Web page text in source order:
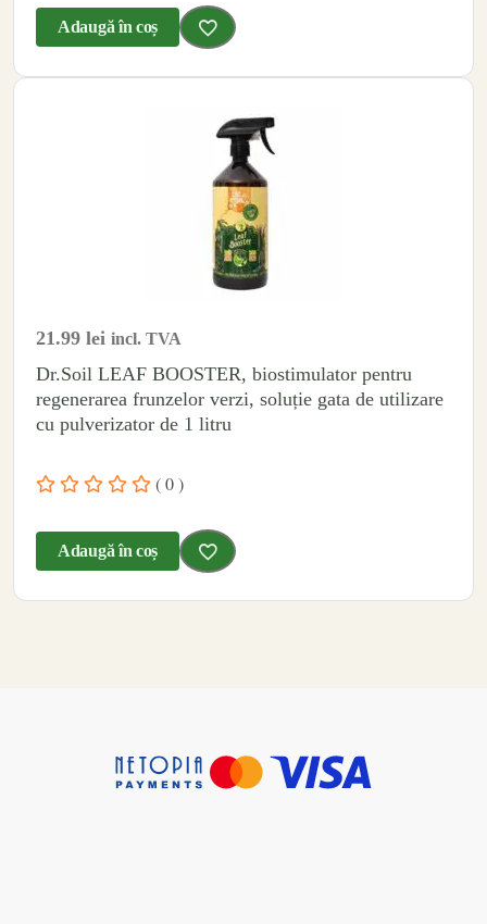
Adaugă în coș
21.99 lei incl. TVA
Dr.Soil LEAF BOOSTER, biostimulator pentru
regenerarea frunzelor verzi, soluție gata de utilizare
cu pulverizator de 1 litru
( 0 )
Adaugă în coș